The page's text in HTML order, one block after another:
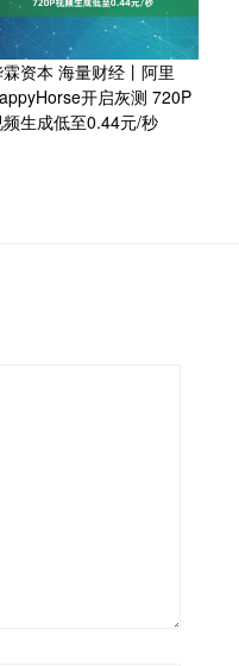
资本 海量财经丨阿里
开启灰测 720P
生成低至0.44元/秒